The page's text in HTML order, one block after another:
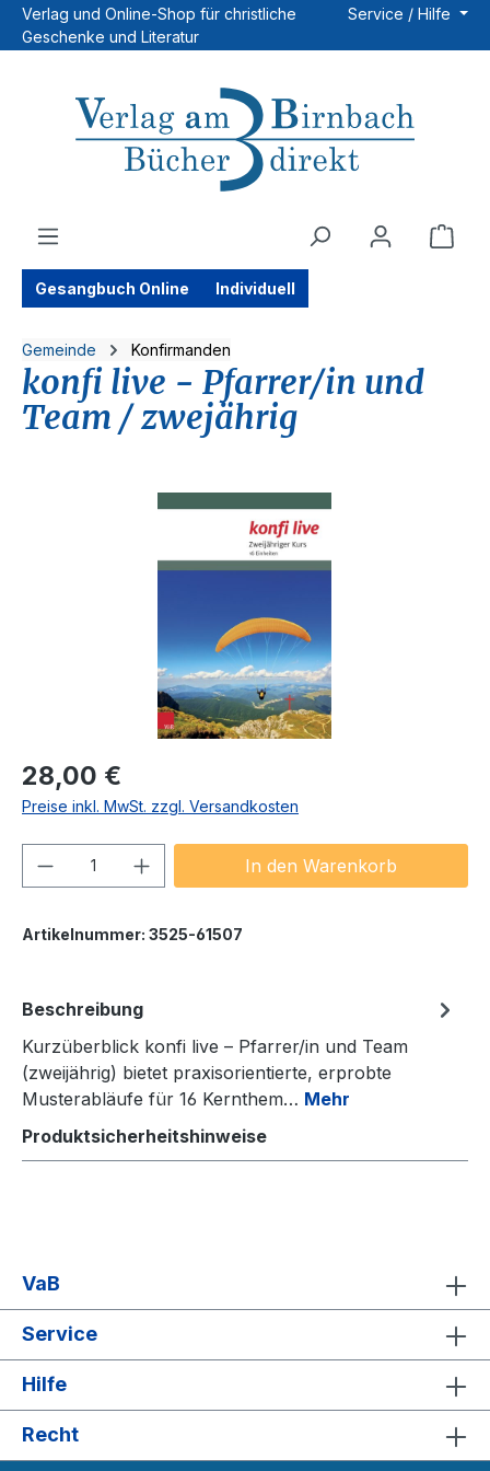
Zum Hauptinhalt springen
Verlag und Online-Shop für christliche
Geschenke und Literatur
Service / Hilfe
Gesangbuch Online Individuell
Gemeinde Konfirmanden
konfi live - Pfarrer/in und
Team / zwejährig
Regulärer Preis:
28,00 €
Preise inkl. MwSt. zzgl. Versandkosten
Produkt Anzahl: Gib denIn den Warenkorb
Artikelnummer: 3525-61507
Beschreibung
Kurzüberblick konfi live – Pfarrer/in und Team
(zweijährig) bietet praxisorientierte, erprobte
Musterabläufe für 16 Kernthem… Mehr
Produktsicherheitshinweise
VaB
Service
Hilfe
Recht